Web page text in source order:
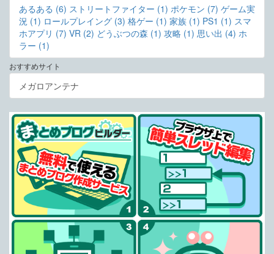
あるある (6) ストリートファイター (1) ポケモン (7) ゲーム実
況 (1) ロールプレイング (3) 格ゲー (1) 家族 (1) PS1 (1) スマ
ホアプリ (7) VR (2) どうぶつの森 (1) 攻略 (1) 思い出 (4) ホ
ラー (1)
おすすめサイト
メガロアンテナ